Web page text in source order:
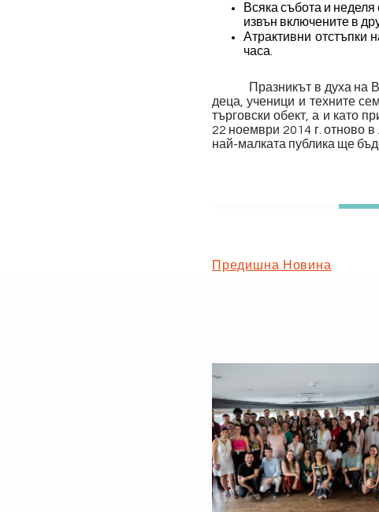
Всяка събота и неделя
извън включените в
Атрактивни отстъпки
часа.
Празникът в духа на
деца, ученици и техните
търговски обект, а и като
22 ноември 2014 г. отново
най-малката публика ще
Предишна Новина